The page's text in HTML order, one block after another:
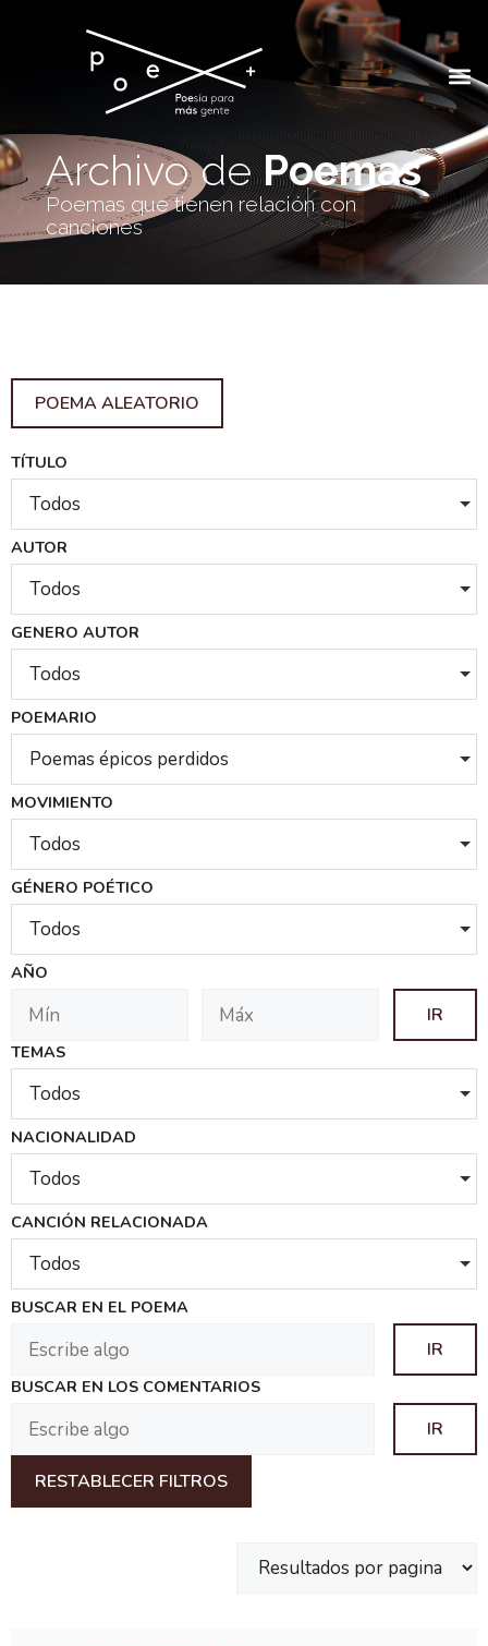
Archivo dePoemas
Poemas que tienen relación con
canciones
POEMA ALEATORIO
TÍTULO
Todos
AUTOR
Todos
GENERO AUTOR
Todos
POEMARIO
Poemas épicos perdidos
MOVIMIENTO
Todos
GÉNERO POÉTICO
Todos
AÑO
TEMAS
Todos
NACIONALIDAD
Todos
CANCIÓN RELACIONADA
Todos
BUSCAR EN EL POEMA
BUSCAR EN LOS COMENTARIOS
RESTABLECER FILTROS